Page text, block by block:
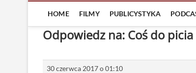
HOME FILMY PUBLICYSTYKA
Odpowiedz na: Coś do
30 czerwca 2017 o 01:10